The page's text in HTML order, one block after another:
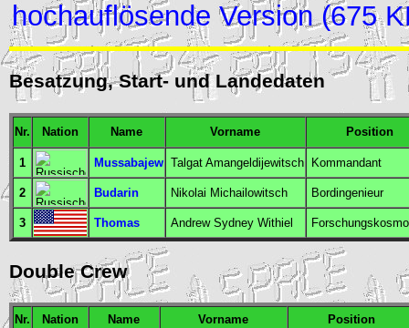
hochauflösende Version (675
Besatzung, Start- und Landedaten
Nr. Nation Name Vorname Position
1 Mussabajew Talgat Amangeldijewitsch Kommandant
2 Budarin Nikolai Michailowitsch Bordingenieur
3 Thomas Andrew Sydney Withiel
Double Crew
Nr. Nation Name Vorname Position